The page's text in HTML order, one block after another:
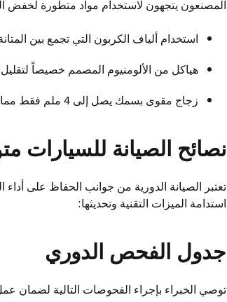
المصنعون يتجهون لاستخدام مواد متطورة لخفض
استخدام ألياف الكربون التي تجمع بين
هياكل من الألومنيوم المصمم خصيصاً
زجاج مقوى بسمك يصل إلى 4 ملم فقط مما يساهم في تقليل الوزن العام للسيارة دون التأثير على الأمان.
نصائح الصيانة للسيارات
تعتبر الصيانة الدورية من جوانب الحفاظ على
استدامة الميزات التقنية وتحديثها:
جدول الفحص الدوري
توصي الخبراء بإجراء الفحوصات التالية لضمان